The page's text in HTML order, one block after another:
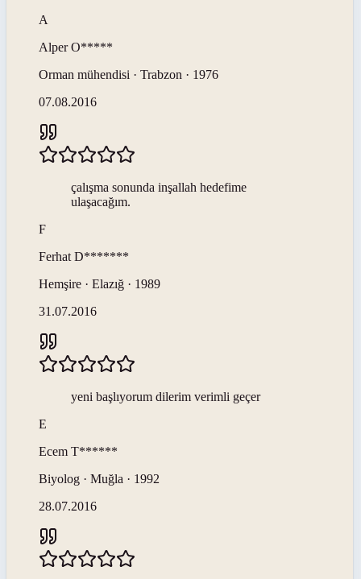
A
Alper O*****
Orman mühendisi · Trabzon · 1976
07.08.2016
çalışma sonunda inşallah hedefime
ulaşacağım.
F
Ferhat D*******
Hemşire · Elazığ · 1989
31.07.2016
yeni başlıyorum dilerim verimli geçer
E
Ecem T******
Biyolog · Muğla · 1992
28.07.2016